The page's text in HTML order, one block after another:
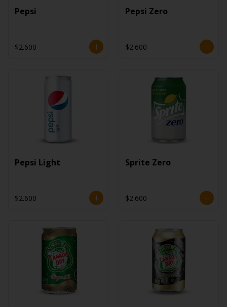
Pepsi
$2.600
Pepsi Zero
$2.600
Pepsi Light
$2.600
Sprite Zero
$2.600